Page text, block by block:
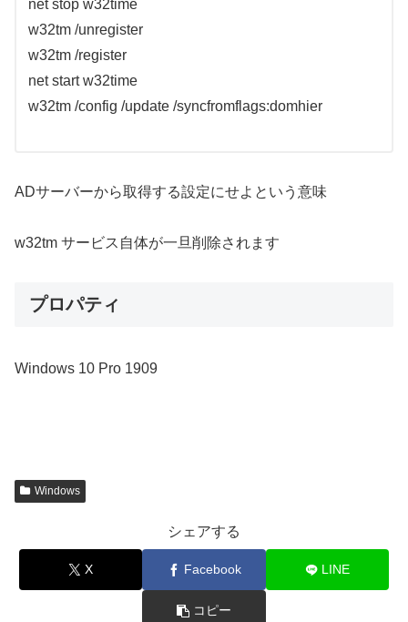
net stop w32time
w32tm /unregister
w32tm /register
net start w32time
w32tm /config /update /syncfromflags:domhier
ADサーバーから取得する設定にせよという意味
w32tm サービス自体が一旦削除されます
プロパティ
Windows 10 Pro 1909
Windows
シェアする
X Facebook LINE
コピー